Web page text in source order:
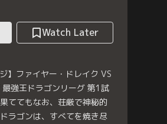
Watch Later
】ファイヤー・ドレイク VS
強王ドラゴンリーグ 第1試
ててもなお、荘厳で神秘的
ラゴンは、すべてを焼き尽